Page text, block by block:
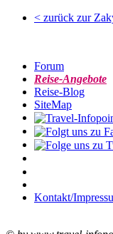
< zurück zur
Forum
Reise-Angebote
Reise-Blog
SiteMap
Kontakt/